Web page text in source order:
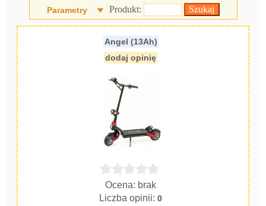
Parametry Produkt:
Angel (13Ah)
dodaj opinię
Ocena: brak
Liczba opinii:0